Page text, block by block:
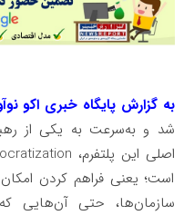
به گزارش پایگاه خبری اکو
است؛ یعنی فراهم کردن
سازمان‌ها، حتی آن‌هایی